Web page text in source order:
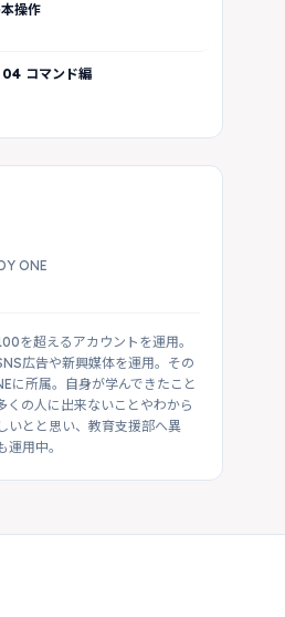
操作
コマンド編
ONE
を超えるアカウントを運用。
広告や新興媒体を運用。その
所属。自身が学んできたこと
くの人に出来ないことやわから
いとと思い、教育支援部へ異
用中。